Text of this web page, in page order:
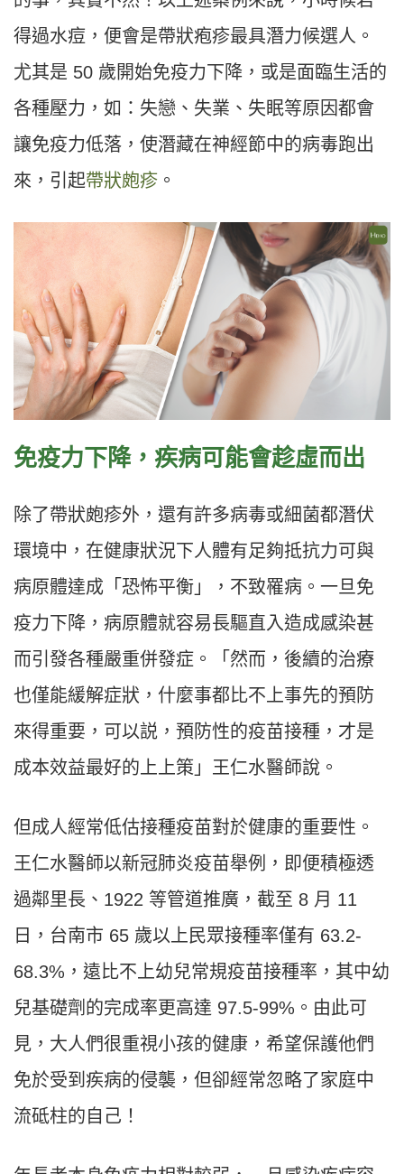
得過水痘，便會是帶狀疱疹最具潛力候選人。
尤其是 50 歲開始免疫力下降，或是面臨生活的
各種壓力，如：失戀、失業、失眠等原因都會
讓免疫力低落，使潛藏在神經節中的病毒跑出
來，引起帶狀皰疹 。
免疫力下降，疾病可能會趁虛而出
除了帶狀皰疹外，還有許多病毒或細菌都潛伏
環境中，在健康狀況下人體有足夠抵抗力可與
病原體達成「恐怖平衡」，不致罹病。一旦免
疫力下降，病原體就容易長驅直入造成感染甚
而引發各種嚴重併發症。「然而，後續的治療
也僅能緩解症狀，什麼事都比不上事先的預防
來得重要，可以説，預防性的疫苗接種，才是
成本效益最好的上上策」王仁水醫師說。
但成人經常低估接種疫苗對於健康的重要性。
王仁水醫師以新冠肺炎疫苗舉例，即便積極透
過鄰里長、1922 等管道推廣，截至 8 月 11
日，台南市 65 歲以上民眾接種率僅有 63.2-
68.3%，遠比不上幼兒常規疫苗接種率，其中幼
兒基礎劑的完成率更高達 97.5-99%。由此可
見，大人們很重視小孩的健康，希望保護他們
免於受到疾病的侵襲，但卻經常忽略了家庭中
流砥柱的自己！